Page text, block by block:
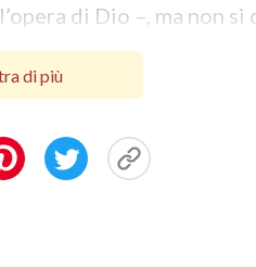
di Dio –, ma non si
nozioni e
sulla croce,
di Dio. Questa è una
per noi, se vogliamo
di più